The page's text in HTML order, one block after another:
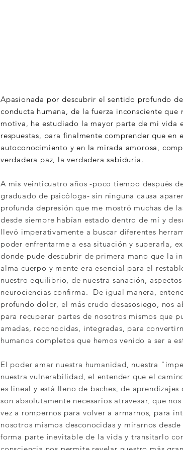
Apasionada por descubrir el sentido profundo
conducta humana, de la fuerza inconsciente que
motiva, he estudiado la mayor parte de mi vida
respuestas, para finalmente comprender que en
autoconocimiento y en la mirada amorosa,
verdadera paz, la verdadera sabiduría.
A mis veinticuatro años -poco tiempo después
graduado de psicóloga- sin ninguna causa
profunda depresión que me mostró muchas de
desde siempre habían estado dentro de mí y
llevó imperativamente a buscar diferentes
poder enfrentarme a esa situación y superarla,
donde pude descubrir de primera mano que la
alma cuerpo y mente era esencial para el
nuestro equilibrio, de nuestra sanación,
neurociencias confirma. De igual manera,
profundo dolor, el más crudo desasosiego, nos
para recuperar partes de nosotros mismos que
amadas, reconocidas, integradas, para
humanos completos que hemos venido a ser a
El poder amar nuestra humanidad, nuestra
nuestra vulnerabilidad, el entender que el
es lineal y está lleno de baches, de aprendizajes
son absolutamente necesarios atravesar, que
vez a rompernos para volver a armarnos, para
nosotros mismos desconocidas y mirarnos
forma parte inevitable de la vida y transitarlo